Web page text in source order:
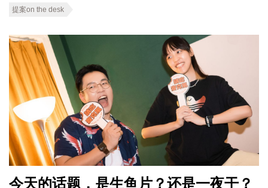
提案on the desk
今天的话题，是生鱼片？还是一夜干？